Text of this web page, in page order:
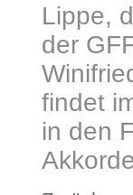
Lippe,
der
findet
in den